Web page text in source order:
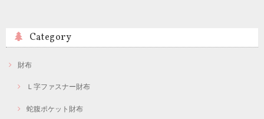
Category
財布
Ｌ字ファスナー財布
蛇腹ポケット財布